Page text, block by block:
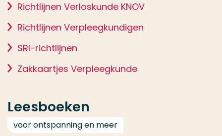
Richtlijnen Verloskunde KNOV
Richtlijnen Verpleegkundigen
SRI-richtlijnen
Zakkaartjes Verpleegkunde
Leesboeken
voor ontspanning en meer